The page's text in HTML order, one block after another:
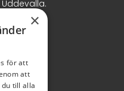
Uddevalla.
×
för att
att
till alla